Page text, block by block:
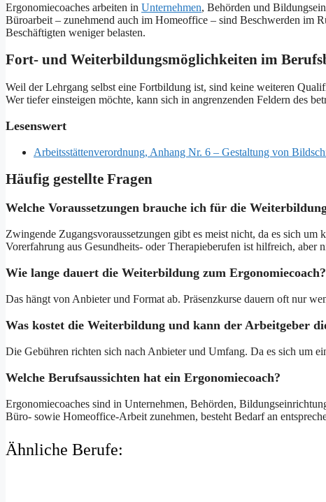
Ergonomiecoaches arbeiten in Unternehmen, Behörden und
Büroarbeit – zunehmend auch im Homeoffice – sind Beschwerden im
Beschäftigten weniger belasten.
Fort- und Weiterbildungsmöglichkeiten im
Weil der Lehrgang selbst eine Fortbildung ist, sind keine weiteren
Wer tiefer einsteigen möchte, kann sich in angrenzenden Feldern des
Lesenswert
Arbeitsstättenverordnung, Anhang Nr. 6 – Gestaltung von
Häufig gestellte Fragen
Welche Voraussetzungen brauche ich für die
Zwingende Zugangsvoraussetzungen gibt es meist nicht, da es sich
Vorerfahrung aus Gesundheits- oder Therapieberufen ist hilfreich, aber
Wie lange dauert die Weiterbildung zum Ergonomiecoach?
Das hängt von Anbieter und Format ab. Präsenzkurse dauern oft nur
Was kostet die Weiterbildung und kann der Arbeitgeber
Die Gebühren richten sich nach Anbieter und Umfang. Da es sich um
Welche Berufsaussichten hat ein Ergonomiecoach?
Ergonomiecoaches sind in Unternehmen, Behörden,
Büro- sowie Homeoffice-Arbeit zunehmen, besteht Bedarf an
Ähnliche Berufe: